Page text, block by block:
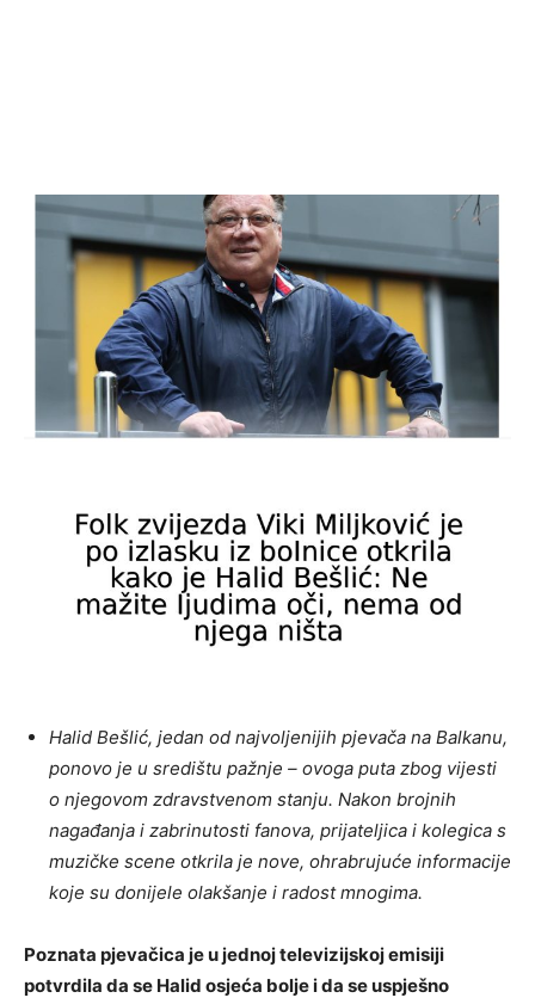
Halid Bešlić, jedan od najvoljenijih pjevača na Balkanu,
ponovo je u središtu pažnje – ovoga puta zbog vijesti
o njegovom zdravstvenom stanju. Nakon brojnih
nagađanja i zabrinutosti fanova, prijateljica i kolegica s
muzičke scene otkrila je nove, ohrabrujuće informacije
koje su donijele olakšanje i radost mnogima.
Poznata pjevačica je u jednoj televizijskoj emisiji
potvrdila da se Halid osjeća bolje i da se uspješno